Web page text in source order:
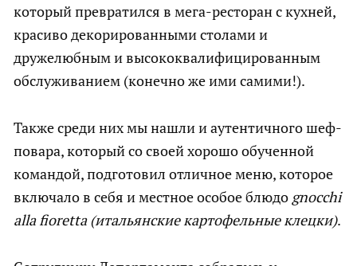
который превратился в мега-ресторан с кухней,
красиво декорированными столами и
дружелюбным и высококвалифицированным
обслуживанием (конечно же ими самими!).
Также среди них мы нашли и аутентичного шеф-
повара, который со своей хорошо обученной
командой, подготовил отличное меню, которое
включало в себя и местное особое блюдо gnocchi
allafioretta(итальянские картофельные клецки).